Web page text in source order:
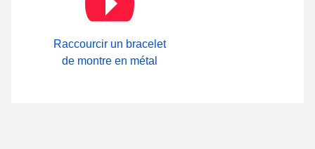
Raccourcir un bracelet
de montre en métal